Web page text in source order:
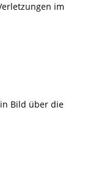
im
Bild über die